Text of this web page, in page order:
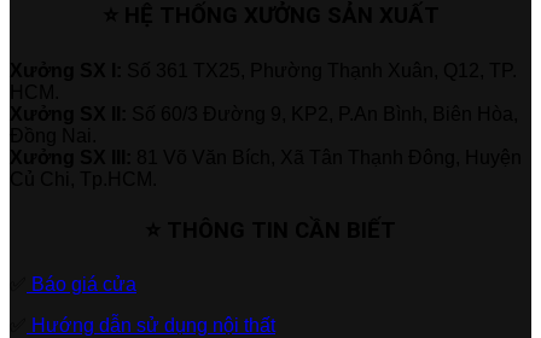
Báo giá cửa
Hướng dẫn sử dụng nội thất